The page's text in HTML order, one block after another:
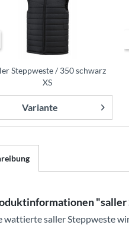
Steppweste / 350 schwarz
XS
Variante
"saller
wattierte saller Steppweste